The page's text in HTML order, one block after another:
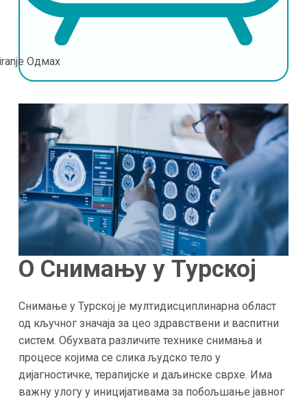
Одмах
О Снимању у Турској
Снимање у Турској је мултидисциплинарна област
од кључног значаја за цео здравствени и васпитни
систем. Обухвата различите технике снимања и
процесе којима се слика људско тело у
дијагностичке, терапијске и даљинске сврхе. Има
важну улогу у иницијативама за побољшање јавног